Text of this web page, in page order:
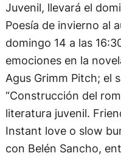
Juvenil, llevará el
Poesía de invierno al
domingo 14 a las
emociones en la
Agus Grimm Pitch; el
“Construcción del
literatura juvenil.
Instant love o slow
con Belén Sancho,